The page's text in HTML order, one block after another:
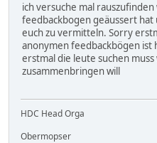
ich versuche mal
feedbackbogen geäussert
euch zu vermitteln. Sorry
anonymen feedbackbögen ist
erstmal die leute suchen
zusammenbringen will
HDC Head Orga
Obermopser